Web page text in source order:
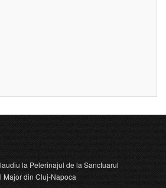
la Pelerinajul de la Sanctuarul
Major din Cluj-Napoca